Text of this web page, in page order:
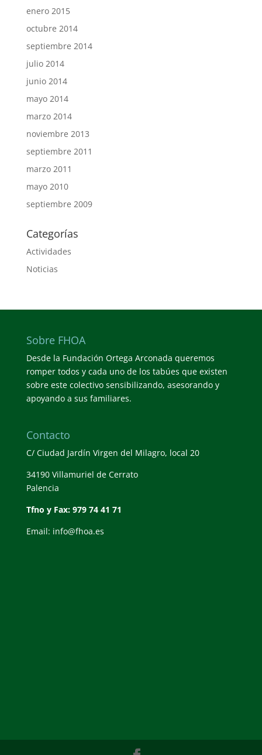
enero 2015
octubre 2014
septiembre 2014
julio 2014
junio 2014
mayo 2014
marzo 2014
noviembre 2013
septiembre 2011
marzo 2011
mayo 2010
septiembre 2009
Categorías
Actividades
Noticias
Sobre FHOA
Desde la Fundación Ortega Arconada queremos
romper todos y cada uno de los tabúes que existen
sobre este colectivo sensibilizando, asesorando y
apoyando a sus familiares.
Contacto
C/ Ciudad Jardín Virgen del Milagro, local 20
34190 Villamuriel de Cerrato
Palencia
Tfno y Fax: 979 74 41 71
Email: info@fhoa.es